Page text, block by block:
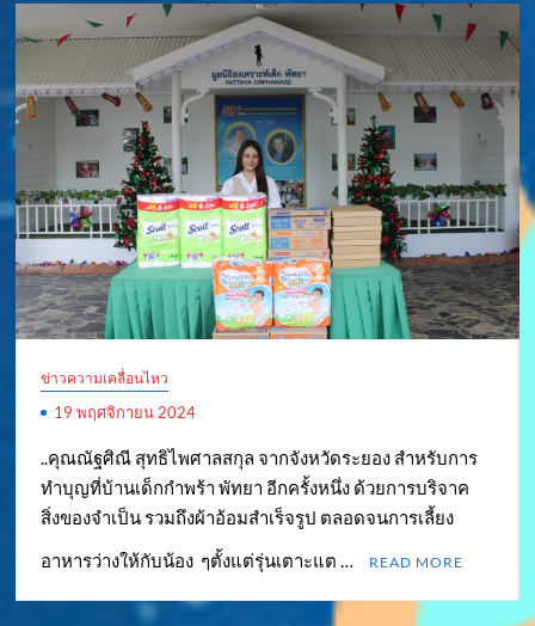
ข่าวความเคลื่อนไหว
19 พฤศจิกายน 2024
..คุณณัฐศิณี สุทธิไพศาลสกุล จากจังหวัดระยอง สำหรับการ
ทำบุญที่บ้านเด็กกำพร้า พัทยา อีกครั้งหนึ่ง ด้วยการบริจาค
สิ่งของจำเป็น รวมถึงผ้าอ้อมสำเร็จรูป ตลอดจนการเลี้ยง
อาหารว่างให้กับน้อง ๆตั้งแต่รุ่นเตาะแต …
READ MORE